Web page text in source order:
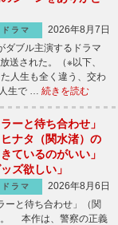
ドラマ
2026年8月7日
ブル主演するドラマ
送された。（※以下、
人生も全く違う、交わ
生で … 続きを読む
ーと待ち合わせ」
ナタ（関水渚）の
ているのがいい」
ズ欲しい」
ドラマ
2026年8月6日
と待ち合わせ」（関
。 本作は、警察の正義